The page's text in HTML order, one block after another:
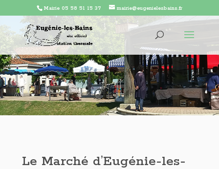
Mairie 05 58 51 15 37 mairie@eugenielesbains.fr
Le Marché d’Eugénie-les-